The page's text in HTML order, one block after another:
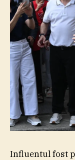
Influentul fost